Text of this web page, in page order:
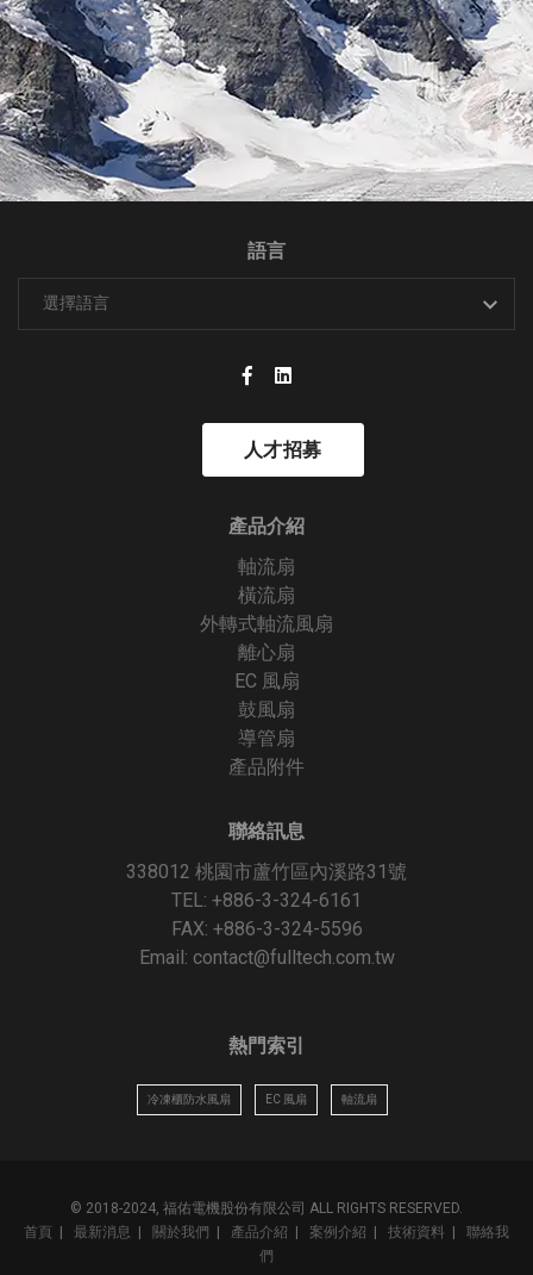
語言
人才招募
產品介紹
軸流扇
橫流扇
外轉式軸流風扇
離心扇
EC 風扇
鼓風扇
導管扇
產品附件
聯絡訊息
338012 桃園市蘆竹區內溪路31號
TEL: +886-3-324-6161
FAX: +886-3-324-5596
Email: contact@fulltech.com.tw
熱門索引
冷凍櫃防水風扇 EC 風扇 軸流扇
© 2018-2024, 福佑電機股份有限公司 ALL RIGHTS RESERVED.
首頁
最新消息 關於我們 產品介紹 案例介紹 技術資料
聯絡我
們